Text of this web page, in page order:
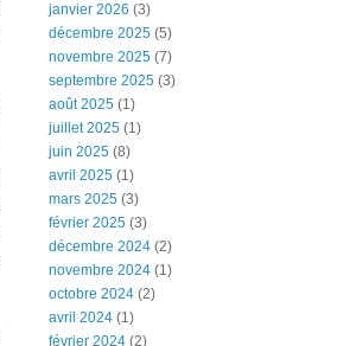
janvier 2026 (3)
décembre 2025 (5)
novembre 2025 (7)
septembre 2025 (3)
août 2025 (1)
juillet 2025 (1)
juin 2025 (8)
avril 2025 (1)
mars 2025 (3)
février 2025 (3)
décembre 2024 (2)
novembre 2024 (1)
octobre 2024 (2)
avril 2024 (1)
février 2024 (2)